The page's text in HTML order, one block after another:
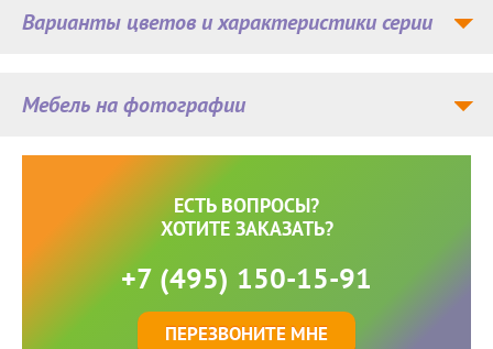
Мебель на фотографии
Варианты цветов и характеристики серии
ЕСТЬ ВОПРОСЫ?
ХОТИТЕ ЗАКАЗАТЬ?
+7 (495) 150-15-91
ПЕРЕЗВОНИТЕ МНЕ